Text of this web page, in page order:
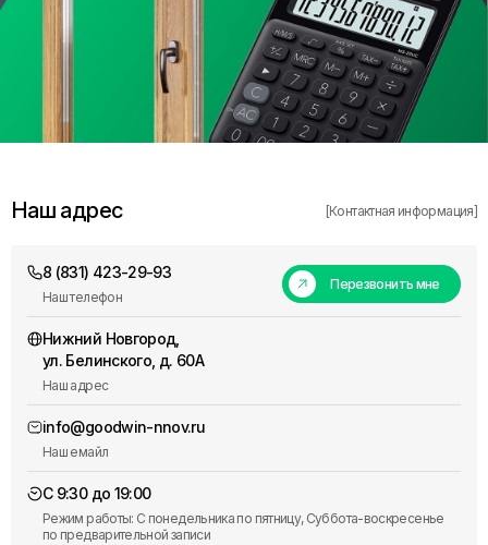
Наш адрес [Контактная информация]
8 (831) 423-29-93
Наш телефон
Перезвонить мне
Нижний Новгород,
ул. Белинского, д. 60А
Наш адрес
info@goodwin-nnov.ru
Наш емайл
С 9:30 до 19:00
Режим работы: С понедельника по пятницу, Суббота-воскресенье
по предварительной записи